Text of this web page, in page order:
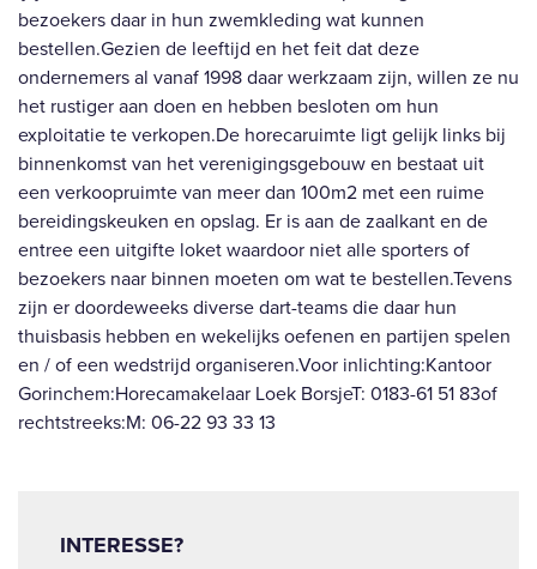
bezoekers daar in hun zwemkleding wat kunnen
bestellen.Gezien de leeftijd en het feit dat deze
ondernemers al vanaf 1998 daar werkzaam zijn, willen ze nu
het rustiger aan doen en hebben besloten om hun
exploitatie te verkopen.De horecaruimte ligt gelijk links bij
binnenkomst van het verenigingsgebouw en bestaat uit
een verkoopruimte van meer dan 100m2 met een ruime
bereidingskeuken en opslag. Er is aan de zaalkant en de
entree een uitgifte loket waardoor niet alle sporters of
bezoekers naar binnen moeten om wat te bestellen.Tevens
zijn er doordeweeks diverse dart-teams die daar hun
thuisbasis hebben en wekelijks oefenen en partijen spelen
en / of een wedstrijd organiseren.Voor inlichting:Kantoor
Gorinchem:Horecamakelaar Loek BorsjeT: 0183-61 51 83of
rechtstreeks:M: 06-22 93 33 13
INTERESSE?